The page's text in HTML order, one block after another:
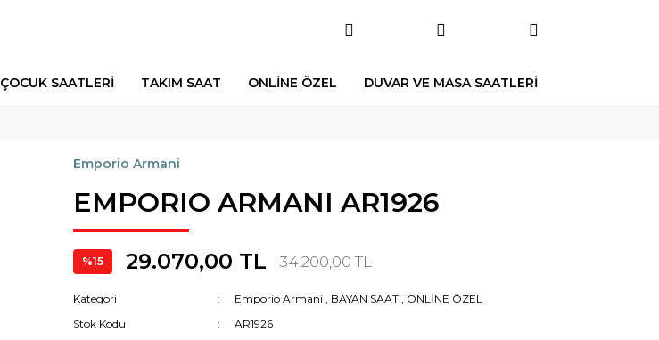
ÇOCUK SAATLERİ TAKIM SAAT ONLİNE ÖZEL DUVAR VE MASA SAATLERİ
Emporio Armani
EMPORIO ARMANI AR1926
%15 29.070,00 TL 34.200,00 TL
Kategori Emporio Armani , BAYAN SAAT , ONLİNE ÖZEL
Stok Kodu
AR1926